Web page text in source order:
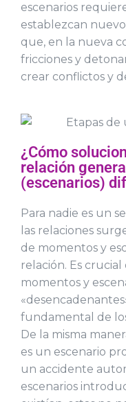
escenarios
establezcan
que, en la nueva
fricciones y
crear conflictos y
¿Cómo
relación
(escenarios)
Para nadie es un
las relaciones
de momentos y
relación. Es
momentos y
fundamental de
De la misma
es un escenario
un accidente
escenarios